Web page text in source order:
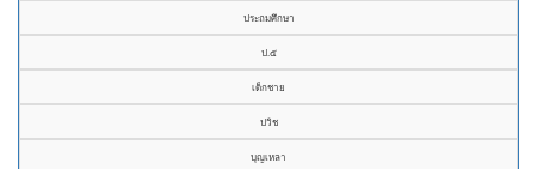
ประถมศึกษา
ป.๕
เด็กชาย
ปวิช
บุญเหลา